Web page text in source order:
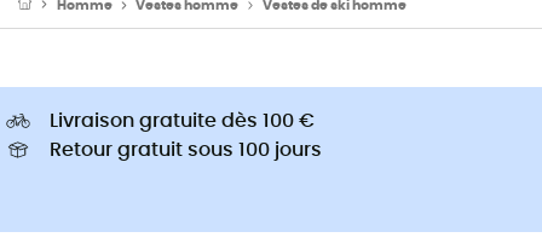
Homme Vestes homme Vestes de ski homme
Livraison gratuite dès 100 €
Retour gratuit sous 100 jours